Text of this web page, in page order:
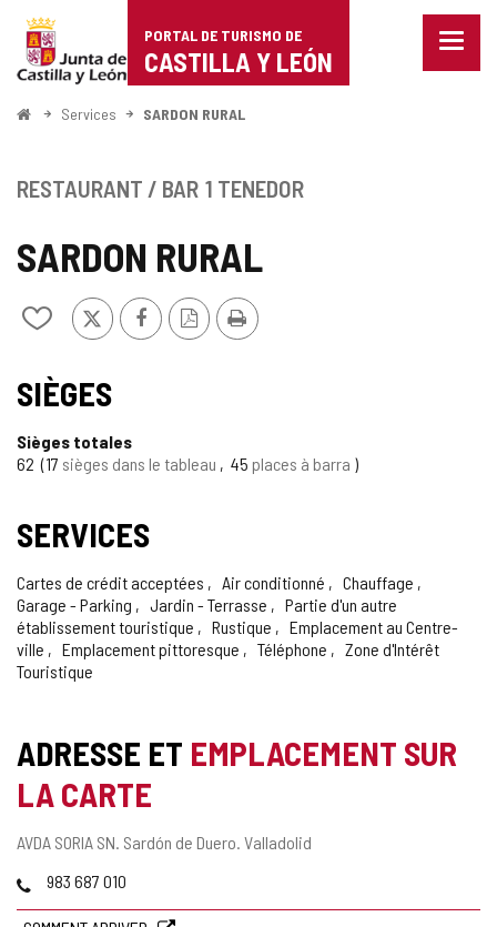
Portal
de
Turismo
Castilla
León
PORTAL DE TURISMO DE
CASTILLA Y LEÓN
Menu
<
Services SARDON RURAL
SARDON RURAL
Ajouter/retirer
de
cahiers
X FacebookVersion
PDF
Imprimer
RESTAURANT / BAR 1 TENEDOR
SIÈGES
Sièges totales
62
17 sièges dans le tableau 45 places à barra
SERVICES
Cartes de crédit acceptées Air conditionné
Chauffage
Garage - Parking
Jardin - Terrasse
Partie d'un autre
établissement touristique
Rustique
Emplacement au Centre-
ville
Emplacement pittoresque Téléphone
Zone d'Intérêt
Touristique
ADRESSE ET EMPLACEMENT SUR
LA CARTE
Adresse
AVDA SORIA SN. Sardón de Duero. Valladolid
Téléphones
983 687 010